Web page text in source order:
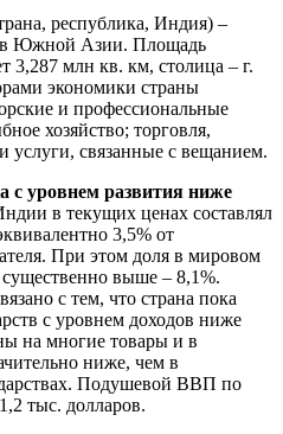
республика, Индия) –
в Южной Азии. Площадь
3,287 млн кв. км, столица – г.
экономики страны
и профессиональные
хозяйство; торговля,
услуги, связанные с вещанием.
с уровнем развития ниже
в текущих ценах составлял
3,5% от
При этом доля в мировом
выше – 8,1%.
с тем, что страна пока
с уровнем доходов ниже
на многие товары и в
ниже, чем в
Подушевой ВВП по
тыс. долларов.